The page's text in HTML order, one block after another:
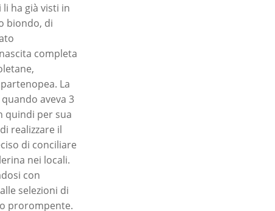
ha già visti in
biondo, di
completa
La
aveva 3
quindi per sua
realizzare il
di conciliare
nei locali.
con
selezioni di
prorompente.